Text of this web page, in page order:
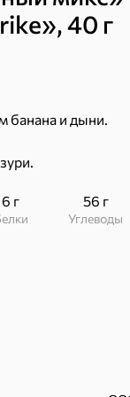
40 г
банана и дыни.
6 г
Белки
56 г
Углеводы